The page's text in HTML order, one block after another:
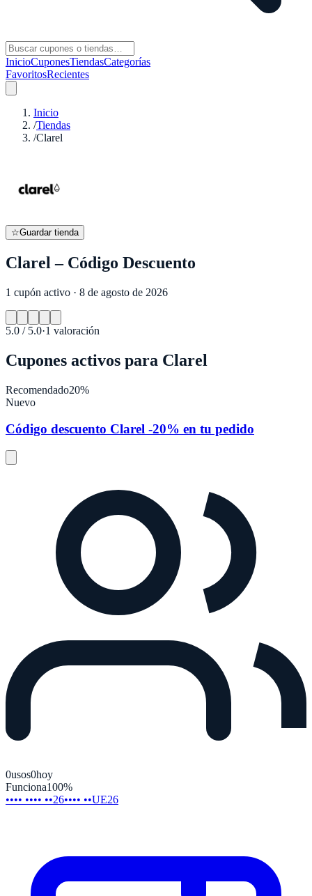
InicioCuponesTiendasCategorías
FavoritosRecientes
Inicio
/Tiendas
/Clarel
☆Guardar tienda
Clarel – Código Descuento
1 cupón activo · 8 de agosto de 2026
5.0 / 5.0·1 valoración
Cupones activos para Clarel
Recomendado20%
Nuevo
Código descuento Clarel -20% en tu pedido
0usos0hoy
Funciona100%
•••• •••• ••26•••• ••UE26